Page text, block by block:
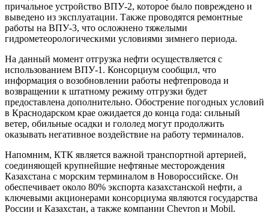
причальное устройство ВПУ-2, которое было повреждено и
выведено из эксплуатации. Также проводятся ремонтные
работы на ВПУ-3, что осложнено тяжелыми
гидрометеорологическими условиями зимнего периода.
На данный момент отгрузка нефти осуществляется с
использованием ВПУ-1. Консорциум сообщил, что
информация о возобновлении работы нефтепровода и
возвращении к штатному режиму отгрузки будет
предоставлена дополнительно. Обострение погодных условий
в Краснодарском крае ожидается до конца года: сильный
ветер, обильные осадки и гололед могут продолжить
оказывать негативное воздействие на работу терминалов.
Напомним, КТК является важной транспортной артерией,
соединяющей крупнейшие нефтяные месторождения
Казахстана с морским терминалом в Новороссийске. Он
обеспечивает около 80% экспорта казахстанской нефти, а
ключевыми акционерами консорциума являются государства
России и Казахстан, а также компании Chevron и Mobil.